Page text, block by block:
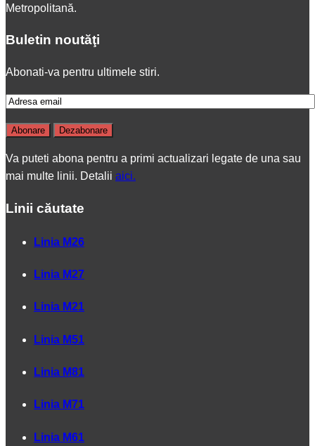
Metropolitană.
Buletin noutăţi
Abonati-va pentru ultimele stiri.
Va puteti abona pentru a primi actualizari legate de una sau
mai multe linii. Detalii aici.
Linii căutate
Linia M26
Linia M27
Linia M21
Linia M51
Linia M81
Linia M71
Linia M61